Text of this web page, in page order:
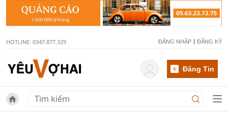
HOTLINE: 0347.877.329 ĐĂNG NHẬP ĐĂNG KÝ
Đăng Tin